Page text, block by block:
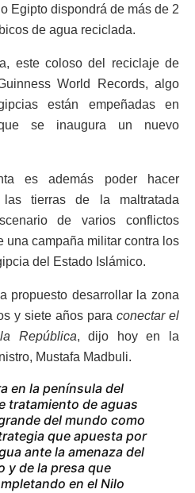
Egipto dispondrá de más de 2
de agua reciclada.
este coloso del reciclaje de
World Records, algo
están empeñadas en
se inaugura un nuevo
es además poder hacer
tierras de la maltratada
de varios conflictos
una campaña militar contra los
del Estado Islámico.
propuesto desarrollar la zona
y siete años para conectar el
República, dijo hoy en la
Mustafa Madbuli.
en la península del
tratamiento de aguas
del mundo como
que apuesta por
ante la amenaza del
y de la presa que
en el Nilo